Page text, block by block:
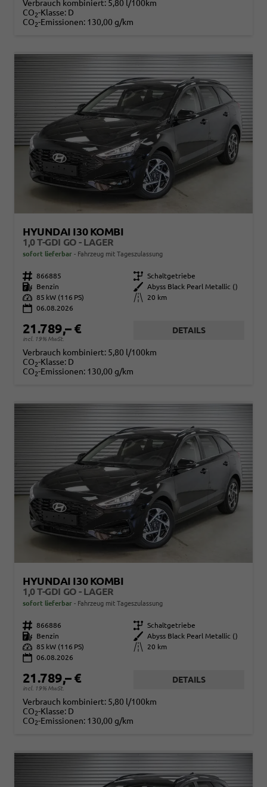
Verbrauch kombiniert: 5,80 l/100km
CO2-Klasse: D
CO2-Emissionen: 130,00 g/km
HYUNDAI I30 KOMBI
1,0 T-GDI GO - LAGER
sofort lieferbar Fahrzeug mit Tageszulassung
Fahrzeugnr. 866885 Getriebe Schaltgetriebe
Kraftstoff
Benzin Außenfarbe
Abyss Black Pearl Metallic ()
Leistung 85 kW (116 PS) Kilometerstand
20 km
06.08.2026
21.789,– €
incl. 19% MwSt.
DETAILS
Verbrauch kombiniert: 5,80 l/100km
CO2-Klasse: D
CO2-Emissionen: 130,00 g/km
HYUNDAI I30 KOMBI
1,0 T-GDI GO - LAGER
sofort lieferbar Fahrzeug mit Tageszulassung
Fahrzeugnr. 866886 Getriebe Schaltgetriebe
Kraftstoff
Benzin Außenfarbe
Abyss Black Pearl Metallic ()
Leistung 85 kW (116 PS) Kilometerstand
20 km
06.08.2026
21.789,– €
incl. 19% MwSt.
DETAILS
Verbrauch kombiniert: 5,80 l/100km
CO2-Klasse: D
CO2-Emissionen: 130,00 g/km